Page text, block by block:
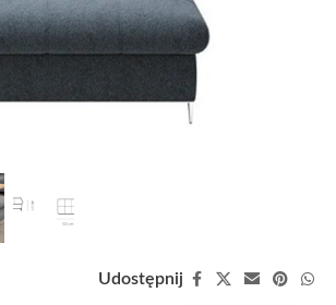
Udostępnij